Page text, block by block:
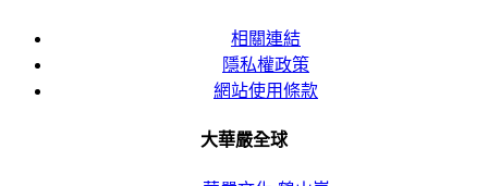
相關連結
隱私權政策
網站使用條款
大華嚴全球